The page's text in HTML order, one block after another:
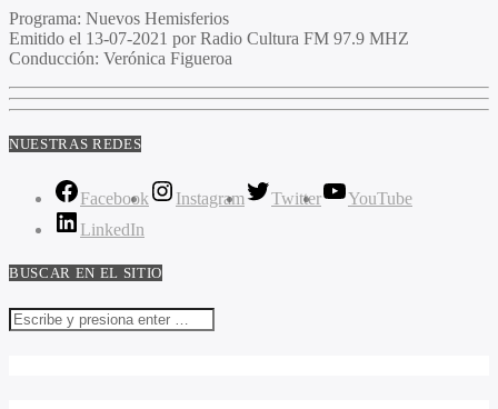
Programa: Nuevos Hemisferios
Emitido el 13-07-2021 por Radio Cultura FM 97.9 MHZ
Conducción: Verónica Figueroa
NUESTRAS REDES
Facebook Instagram Twitter
YouTube
LinkedIn
BUSCAR EN EL SITIO